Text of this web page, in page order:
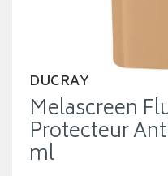
DUCRAY
Melascreen
Protecteur
ml